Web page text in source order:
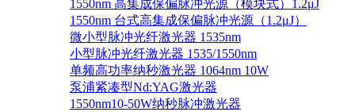
1550nm 高集成保偏脉冲光源（模块式）1.2μJ
1550nm 台式高集成保偏脉冲光源（1.2μJ）
微小型脉冲光纤激光器 1535nm
小型脉冲光纤激光器 1535/1550nm
单频高功率纳秒激光器 1064nm 10W
泵浦紧凑型Nd:YAG激光器
1550nm10-50W纳秒脉冲激光器